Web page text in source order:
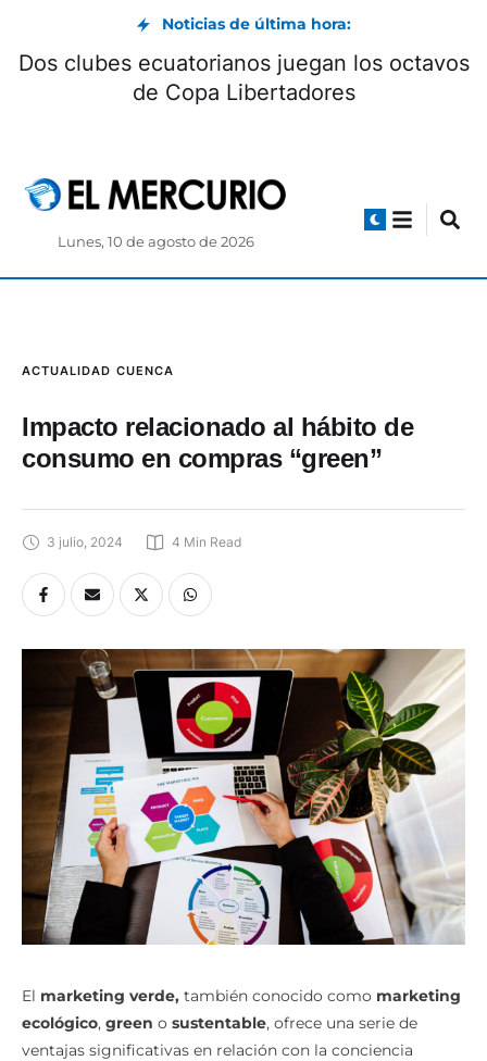
Noticias de última hora:
y Burns dominan el downhill en Turi
Lunes, 10 de agosto de 2026
consumo en compras “green”
3 julio, 2024 4 Min Read
ecológico,greenosustentable, ofrece una serie de
ventajas significativas en relación con la conciencia
ambiental. En primer lugar, al promover productos y